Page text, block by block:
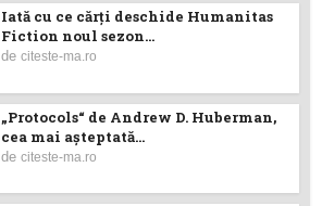
Iată cu ce cărţi deschide Humanitas
Fiction noul sezon...
deciteste-ma.ro
„Protocols“ de Andrew D. Huberman,
cea mai așteptată...
deciteste-ma.ro